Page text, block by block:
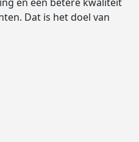
Dat is het doel van